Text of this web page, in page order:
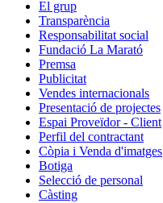
El grup
Transparència
Responsabilitat social
Fundació La Marató
Premsa
Publicitat
Vendes internacionals
Presentació de projectes
Espai Proveïdor - Client
Perfil del contractant
Còpia i Venda d'imatges
Botiga
Selecció de personal
Càsting